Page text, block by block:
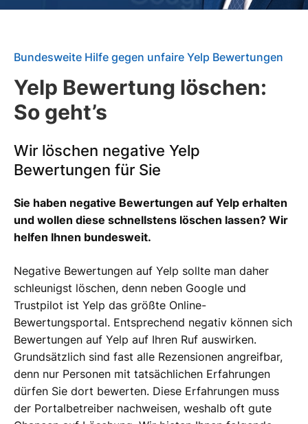
Bundesweite Hilfe gegen unfaire Yelp Bewertungen
Yelp Bewertung löschen:
So geht’s
Wir löschen negative Yelp
Bewertungen für Sie
Sie haben negative Bewertungen auf Yelp erhalten
und wollen diese schnellstens löschen lassen? Wir
helfen Ihnen bundesweit.
Negative Bewertungen auf Yelp sollte man daher
schleunigst löschen, denn neben Google und
Trustpilot ist Yelp das größte Online-
Bewertungsportal. Entsprechend negativ können sich
Bewertungen auf Yelp auf Ihren Ruf auswirken.
Grundsätzlich sind fast alle Rezensionen angreifbar,
denn nur Personen mit tatsächlichen Erfahrungen
dürfen Sie dort bewerten. Diese Erfahrungen muss
der Portalbetreiber nachweisen, weshalb oft gute